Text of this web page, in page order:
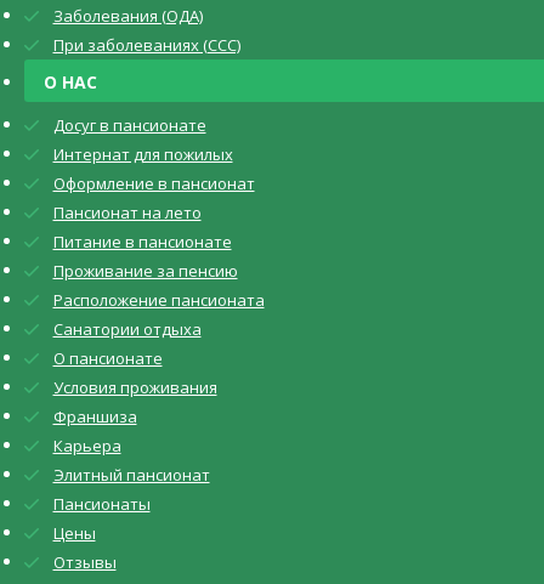
Заболевания (ОДА)
При заболеваниях (CCC)
О НАС
Досуг в пансионате
Интернат для пожилых
Оформление в пансионат
Пансионат на лето
Питание в пансионате
Проживание за пенсию
Расположение пансионата
Санатории отдыха
О пансионате
Условия проживания
Франшиза
Карьера
Элитный пансионат
Пансионаты
Цены
Отзывы